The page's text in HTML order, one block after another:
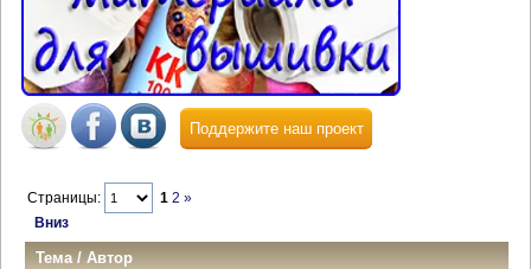
Поддержите наш проект
Страницы: 1 2 »
Вниз
Тема/Автор